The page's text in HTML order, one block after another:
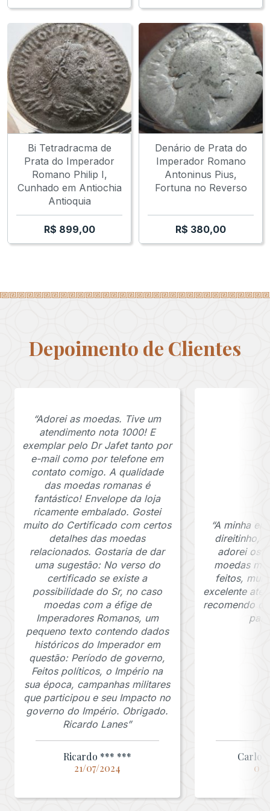
Bi Tetradracma de
Prata do Imperador
Romano Philip I,
Cunhado em Antiochia
Antioquia
R$ 899,00
Denário de Prata do
Imperador Romano
Antoninus Pius,
Fortuna no Reverso
R$ 380,00
Depoimento de Clientes
“Adorei as moedas. Tive um
atendimento nota 1000! E
exemplar pelo Dr Jafet tanto por
e-mail como por telefone em
contato comigo. A qualidade
das moedas romanas é
fantástico! Envelope da loja
ricamente embalado. Gostei
muito do Certificado com certos
detalhes das moedas
relacionados. Gostaria de dar
uma sugestão: No verso do
certificado se existe a
possibilidade do Sr, no caso
moedas com a éfige de
Imperadores Romanos, um
pequeno texto contendo dados
históricos do Imperador em
questão: Período de governo,
Feitos políticos, o Império na
sua época, campanhas militares
que participou e seu Impacto no
governo do Império. Obrigado.
Ricardo Lanes”
Ricardo *** ***
21/07/2024
“A minha
direitinho,
adorei os
moedas
feitos,
excelente
recomendo o
03/